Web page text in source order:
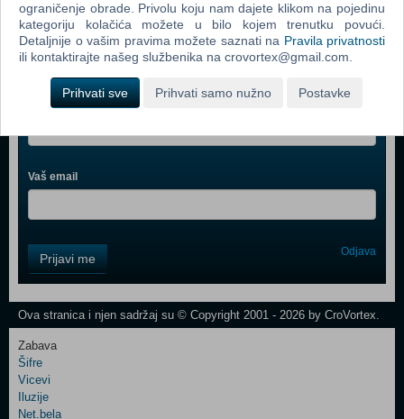
Webshop newsletter
Ime i prezime
Vaš email
Field
One
Newsletter
Control
Field
Two
Prijavi me Odjava
Ova stranica i njen sadržaj su © Copyright 2001 - 2026 by CroVortex.
Zabava
Šifre
Vicevi
Iluzije
Net.bela
ograničenje obrade. Privolu koju nam dajete klikom na pojedinu
kategoriju kolačića možete u bilo kojem trenutku povući.
Detaljnije o vašim pravima možete saznati na Pravila privatnosti
ili kontaktirajte našeg službenika na crovortex@gmail.com.
Prihvati sve Prihvati samo nužno Postavke